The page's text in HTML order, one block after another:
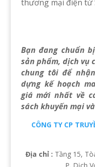
thương mại điện tử
Bạn đang chuẩn
sản phẩm, dịch vụ
chung tôi để
dựng kế hoạch
giá mới nhất về
sách khuyến mại
CÔNG TY CP
Địa chỉ : Tầng 15,